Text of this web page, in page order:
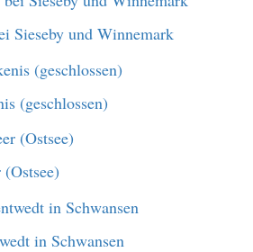
Sieseby und Winnemark
(geschlossen)
in Schwansen